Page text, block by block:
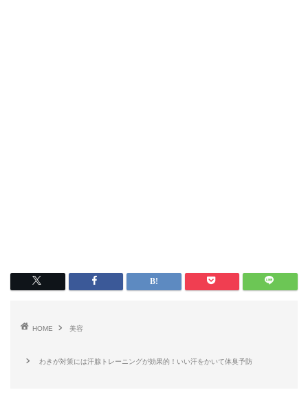
HOME 美容
わきが対策には汗腺トレーニングが効果的！いい汗をかいて体臭予防